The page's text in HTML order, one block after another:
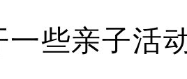
一些亲子活